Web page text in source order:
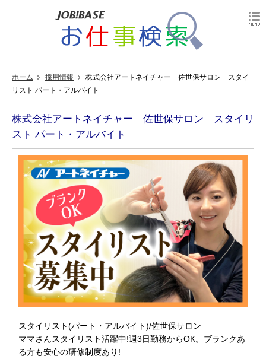
ホーム 採用情報
株式会社アートネイチャー 佐世保サロン スタイ
リスト パート・アルバイト
株式会社アートネイチャー 佐世保サロン スタイリ
スト パート・アルバイト
スタイリスト(パート・アルバイト)/佐世保サロン
ママさんスタイリスト活躍中!週3日勤務からOK。ブランクあ
る方も安心の研修制度あり!